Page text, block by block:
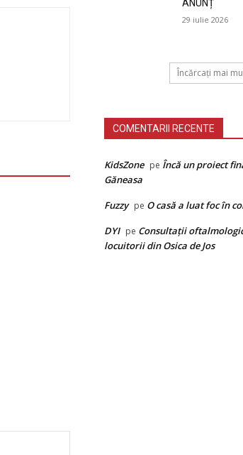
ANUNȚ
29 iulie 2026
Încărcați mai
COMENTARII RECENTE
KidsZone pe Încă un proiect
Găneasa
Fuzzy pe O casă a luat foc în
DYI pe Consultații
locuitorii din Osica de Jos